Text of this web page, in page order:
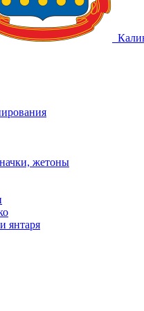
жетоны
янтаря